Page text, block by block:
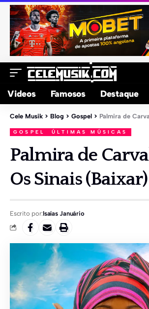
Videos Famosos Destaque
Cele Musik > Blog > Gospel > Palmira de
GOSPEL ÚLTIMAS MÚSICAS
Palmira de
Os Sinais (Baixar)
Escrito por:Isaías Januário